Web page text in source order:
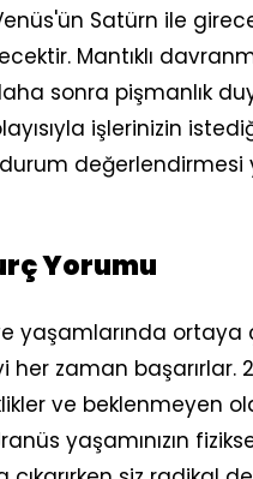
Satürn ile
Mantıklı
sonra pişmanlık
işlerinizin
değerlendirmesi
Yorumu
yaşamlarında ortaya
zaman başarırlar.
ve beklenmeyen
yaşamınızın